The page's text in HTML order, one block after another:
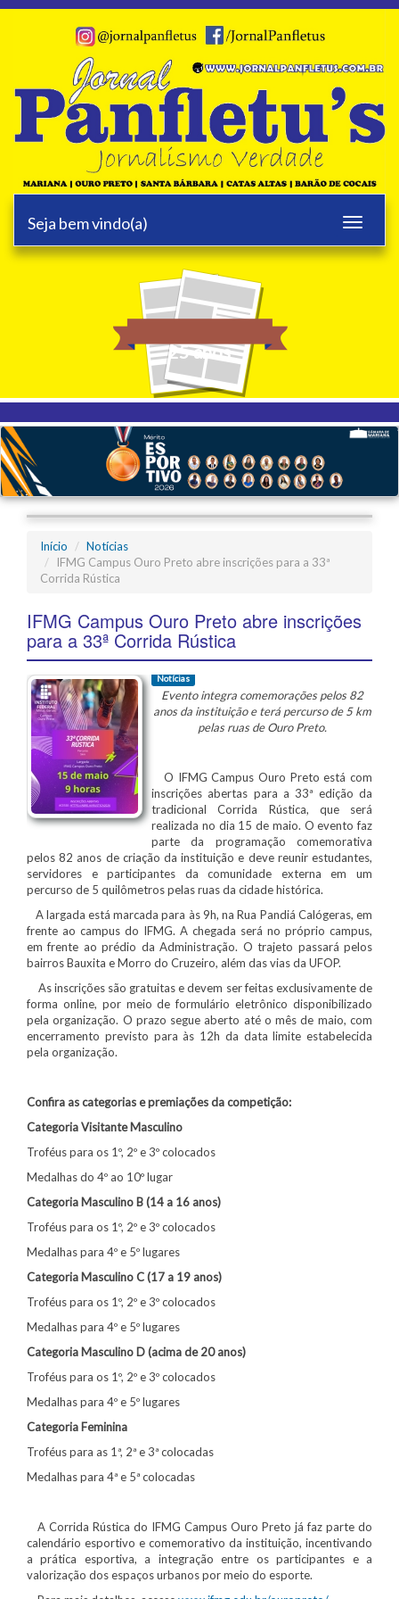
Toggle
Seja bem vindo(a)
25 anos
Início
Notícias
IFMG Campus Ouro Preto abre inscrições para a 33ª
Corrida Rústica
IFMG Campus Ouro Preto abre inscrições
para a 33ª Corrida Rústica
Notícias
Evento integra comemorações pelos 82
anos da instituição e terá percurso de 5 km
pelas ruas de Ouro Preto.
O IFMG Campus Ouro Preto está com
inscrições abertas para a 33ª edição da
tradicional Corrida Rústica, que será
realizada no dia 15 de maio. O evento faz
parte da programação comemorativa
pelos 82 anos de criação da instituição e deve reunir estudantes,
servidores e participantes da comunidade externa em um
percurso de 5 quilômetros pelas ruas da cidade histórica.
A largada está marcada para às 9h, na Rua Pandiá Calógeras, em
frente ao campus do IFMG. A chegada será no próprio campus,
em frente ao prédio da Administração. O trajeto passará pelos
bairros Bauxita e Morro do Cruzeiro, além das vias da UFOP.
As inscrições são gratuitas e devem ser feitas exclusivamente de
forma online, por meio de formulário eletrônico disponibilizado
pela organização. O prazo segue aberto até o mês de maio, com
encerramento previsto para às 12h da data limite estabelecida
pela organização.
Confira as categorias e premiações da competição:
Categoria Visitante Masculino
Troféus para os 1º, 2º e 3º colocados
Medalhas do 4º ao 10º lugar
Categoria Masculino B (14 a 16 anos)
Troféus para os 1º, 2º e 3º colocados
Medalhas para 4º e 5º lugares
Categoria Masculino C (17 a 19 anos)
Troféus para os 1º, 2º e 3º colocados
Medalhas para 4º e 5º lugares
Categoria Masculino D (acima de 20 anos)
Troféus para os 1º, 2º e 3º colocados
Medalhas para 4º e 5º lugares
Categoria Feminina
Troféus para as 1ª, 2ª e 3ª colocadas
Medalhas para 4ª e 5ª colocadas
A Corrida Rústica do IFMG Campus Ouro Preto já faz parte do
calendário esportivo e comemorativo da instituição, incentivando
a prática esportiva, a integração entre os participantes e a
valorização dos espaços urbanos por meio do esporte.